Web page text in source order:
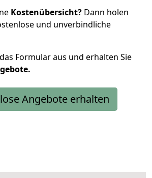
Kostenübersicht? Dann holen
und unverbindliche
Formular aus und erhalten Sie
Angebote erhalten